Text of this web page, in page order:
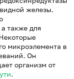
железы.
также для
микроэлемента в
Он
организм от
.